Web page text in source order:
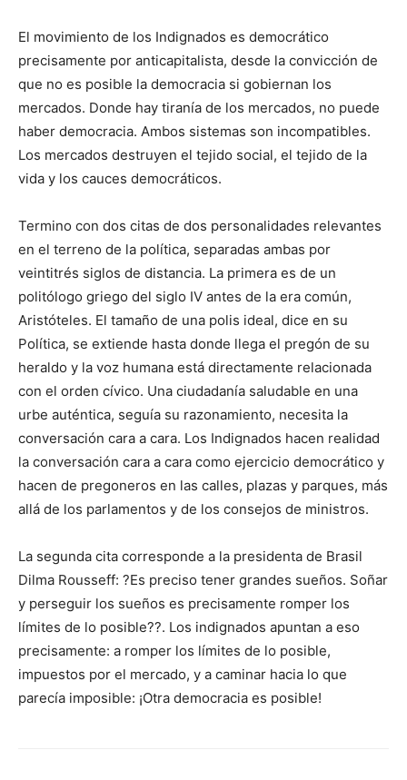
El movimiento de los Indignados es democrático
precisamente por anticapitalista, desde la convicción de
que no es posible la democracia si gobiernan los
mercados. Donde hay tiranía de los mercados, no puede
haber democracia. Ambos sistemas son incompatibles.
Los mercados destruyen el tejido social, el tejido de la
vida y los cauces democráticos.
Termino con dos citas de dos personalidades relevantes
en el terreno de la política, separadas ambas por
veintitrés siglos de distancia. La primera es de un
politólogo griego del siglo IV antes de la era común,
Aristóteles. El tamaño de una polis ideal, dice en su
Política, se extiende hasta donde llega el pregón de su
heraldo y la voz humana está directamente relacionada
con el orden cívico. Una ciudadanía saludable en una
urbe auténtica, seguía su razonamiento, necesita la
conversación cara a cara. Los Indignados hacen realidad
la conversación cara a cara como ejercicio democrático y
hacen de pregoneros en las calles, plazas y parques, más
allá de los parlamentos y de los consejos de ministros.
La segunda cita corresponde a la presidenta de Brasil
Dilma Rousseff: ?Es preciso tener grandes sueños. Soñar
y perseguir los sueños es precisamente romper los
límites de lo posible??. Los indignados apuntan a eso
precisamente: a romper los límites de lo posible,
impuestos por el mercado, y a caminar hacia lo que
parecía imposible: ¡Otra democracia es posible!